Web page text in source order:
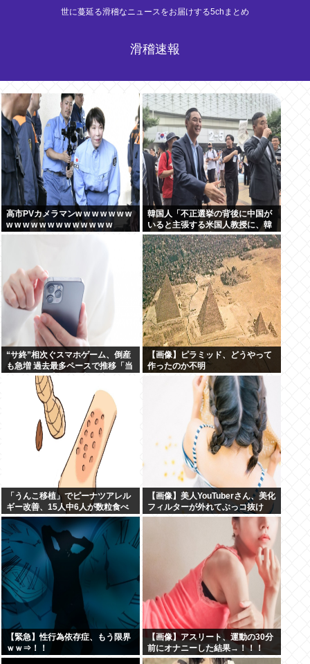
世に蔓延る滑稽なニュースをお届けする5chまとめ
滑稽速報
高市PVカメラマンw w w w w w w
w w w w w w w w w w w w w
韓国人「不正選挙の背後に中国が
いると主張する米国人教授に、韓
国ネット民が困惑」
“サ終”相次ぐスマホゲーム、倒産
も急増 過去最多ペースで推移「当
たれば一攫千金」過去の時代に
【画像】ピラミッド、どうやって
作ったのか不明
「うんこ移植」でピーナツアレル
ギー改善、15人中6人が数粒食べ
られるように
【画像】美人YouTuberさん、美化
フィルターが外れてぶっコ抜け
www
【緊急】性行為依存症、もう限界
ｗｗ⇒！！
【画像】アスリート、運動の30分
前にオナニーした結果→！！！